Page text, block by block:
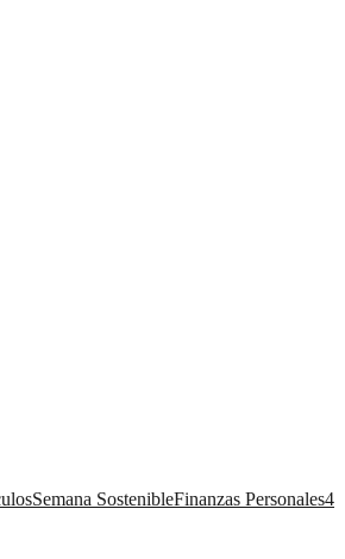
Semana SostenibleFinanzas Personales4